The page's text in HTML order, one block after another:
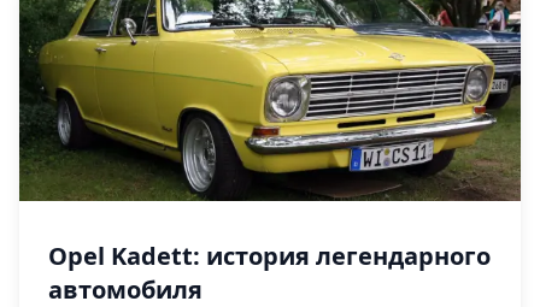
Opel Kadett: история легендарного
автомобиля